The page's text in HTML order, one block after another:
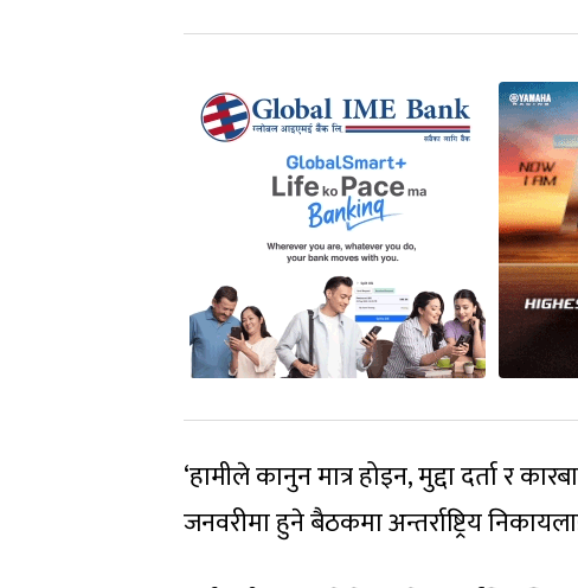
‘हामीले कानुन मात्र होइन, मुद्दा दर्ता र
जनवरीमा हुने बैठकमा अन्तर्राष्ट्रिय